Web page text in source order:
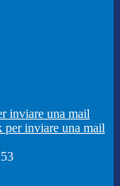
inviare una mail
per inviare una mail